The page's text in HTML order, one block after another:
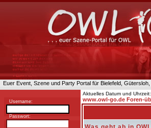
Euer Event, Szene und Party Portal für Bielefeld,
Username:
Passwort:
Aktuelles Datum und
www.owl-go.de Foren-